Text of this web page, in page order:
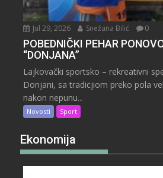
Jul 29, 2026 Snežana Bilić 0
POBEDNIČKI PEHAR
“DONJANA”
Lajkovački sportsko – rekreativni
Donjani, sa tradicjiom preko pola
nakon nepunu...
Novosti Sport
Ekonomija